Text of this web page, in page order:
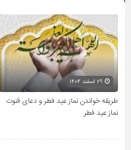
طریقه خواندن نماز عید فطر و دعای قنوت
نماز عید فطر